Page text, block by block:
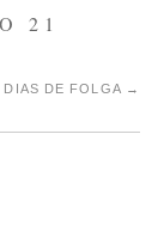
21
DIAS DE FOLGA →